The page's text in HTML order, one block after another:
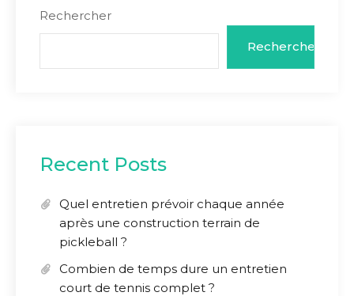
Rechercher
Rechercher
Recent Posts
Quel entretien prévoir chaque année
après une construction terrain de
pickleball ?
Combien de temps dure un entretien
court de tennis complet ?